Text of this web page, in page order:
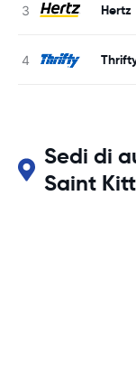
Hertz
Sedi di
Saint